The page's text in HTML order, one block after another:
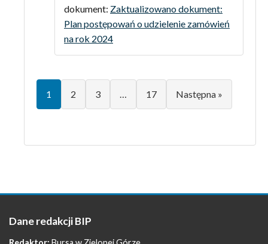
dokument: Zaktualizowano dokument:
Plan postępowań o udzielenie zamówień
na rok 2024
1 2 3 17 Następna »
Dane redakcji BIP